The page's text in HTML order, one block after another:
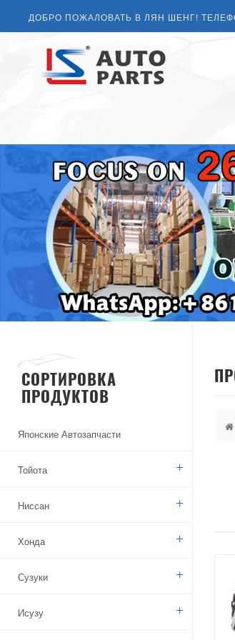
ДОБРО ПОЖАЛОВАТЬ В ЛЯН ШЕНГ!
СОРТИРОВКА
ПРОДУКТОВ
Японские Автозапчасти
Тойота
Ниссан
Хонда
Сузуки
Исузу